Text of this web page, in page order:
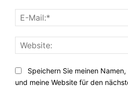
Speichern Sie meinen
und meine Website für den